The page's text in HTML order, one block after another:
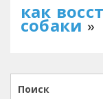
как
собаки »
Поиск